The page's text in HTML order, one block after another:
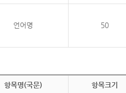
언어명 50
항목명(국문) 항목크기